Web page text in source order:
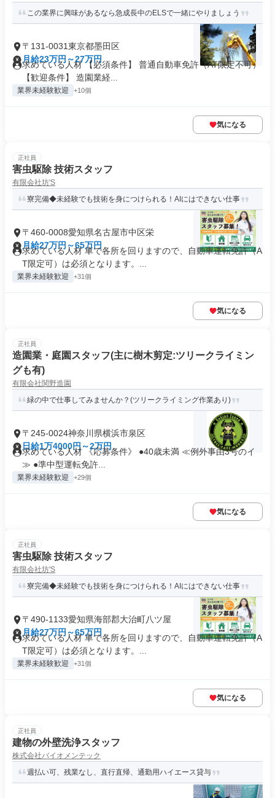
この業界に興味があるなら急成長中のELSで一緒にやりましょう
〒131-0031東京都墨田区
月給23万円～27万円
求めている人材 【必須条件】 普通自動車免許（AT限定不可）
【歓迎条件】 造園業経...
業界未経験歓迎 +10個
気になる
正社員
害虫駆除 技術スタッフ
有限会社坊'S
寮完備◆未経験でも技術を身につけられる！AIにはできない仕事
〒460-0008愛知県名古屋市中区栄
月給27万円～65万円
求めている人材 車で各所を回りますので、自動車運転免許（A
T限定可）は必須となります。...
業界未経験歓迎 +31個
気になる
正社員
造園業・庭園スタッフ(主に樹木剪定:ツリークライミン
グも有)
有限会社関野造園
緑の中で仕事してみませんか？(ツリークライミング作業あり)
〒245-0024神奈川県横浜市泉区
日給1万4000円～2万円
求めている人材 《応募条件》 ●40歳未満 ≪例外事由3号のイ
≫ ●準中型運転免許...
業界未経験歓迎 +29個
気になる
正社員
害虫駆除 技術スタッフ
有限会社坊'S
寮完備◆未経験でも技術を身につけられる！AIにはできない仕事
〒490-1133愛知県海部郡大治町八ツ屋
月給27万円～65万円
求めている人材 車で各所を回りますので、自動車運転免許（A
T限定可）は必須となります。...
業界未経験歓迎 +31個
気になる
正社員
建物の外壁洗浄スタッフ
株式会社バイオメンテック
週払い可、残業なし、直行直帰、通勤用ハイエース貸与